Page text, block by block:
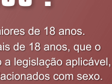
OUCH! PRETA